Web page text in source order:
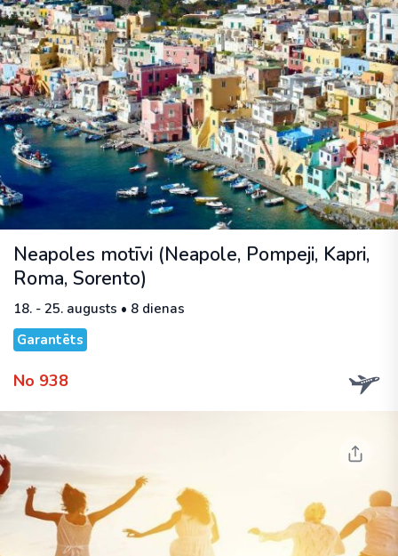
Neapoles motīvi (Neapole, Pompeji, Kapri,
Roma, Sorento)
18. - 25. augusts • 8 dienas
Garantēts
No 938